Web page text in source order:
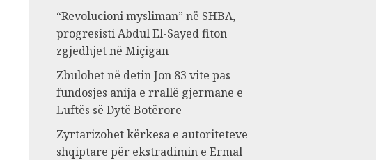
“Revolucioni mysliman” në SHBA,
progresisti Abdul El-Sayed fiton
zgjedhjet në Miçigan
Zbulohet në detin Jon 83 vite pas
fundosjes anija e rrallë gjermane e
Luftës së Dytë Botërore
Zyrtarizohet kërkesa e autoriteteve
shqiptare për ekstradimin e Ermal